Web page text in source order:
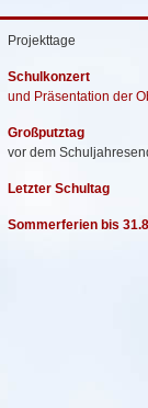
Projekttage
Schulkonzert
und Präsentation der
Großputztag
vor dem
Letzter Schultag
Sommerferien bis